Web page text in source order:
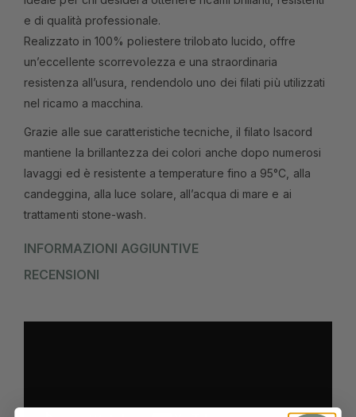
e di qualità professionale.
Realizzato in 100% poliestere trilobato lucido, offre
un’eccellente scorrevolezza e una straordinaria
resistenza all’usura, rendendolo uno dei filati più utilizzati
nel ricamo a macchina.
Grazie alle sue caratteristiche tecniche, il filato Isacord
mantiene la brillantezza dei colori anche dopo numerosi
lavaggi ed è resistente a temperature fino a 95°C, alla
candeggina, alla luce solare, all’acqua di mare e ai
trattamenti stone-wash.
INFORMAZIONI AGGIUNTIVE
RECENSIONI